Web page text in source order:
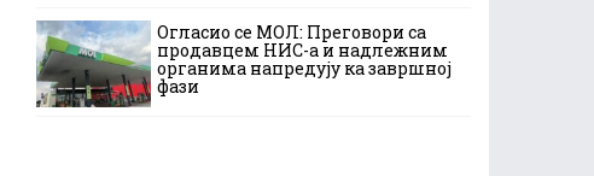
Огласио се МОЛ: Преговори са
продавцем НИС-а и надлежним
органима напредују ка завршној
фази